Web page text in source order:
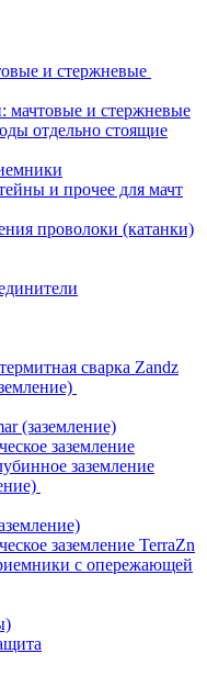
и стержневые
и стержневые
отдельно стоящие
и прочее для мачт
проволоки (катанки)
сварка Zandz
(заземление)
заземление
заземление
заземление TerraZn
с опережающей